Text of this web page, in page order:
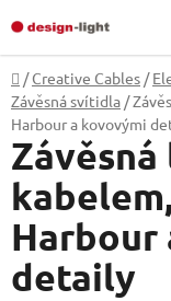
to
content
Home
/ Creative Cables /
Závěsná svítidla /
Harbour a kovovými
Harbour
detaily